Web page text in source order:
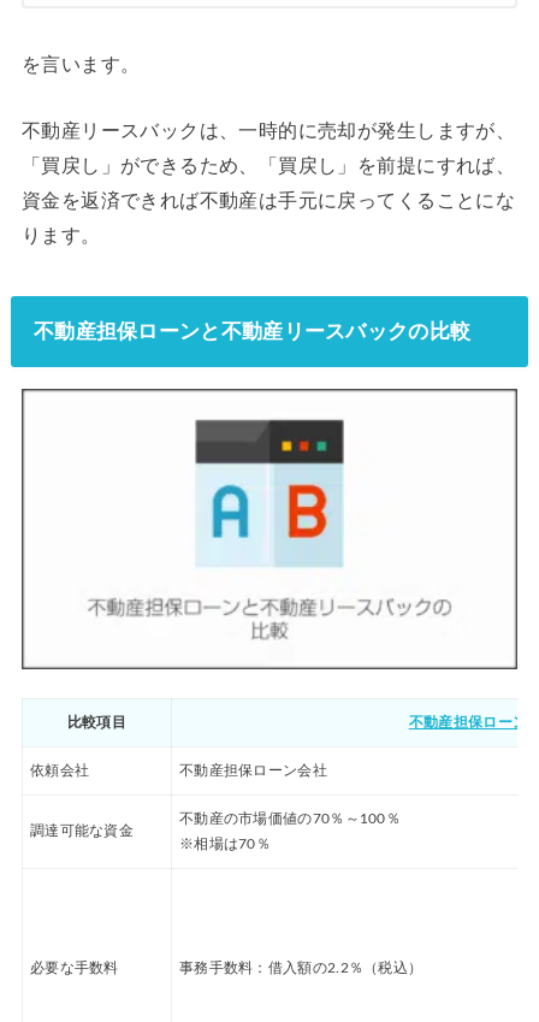
を言います。
不動産リースバックは、一時的に売却が発生しますが、
「買戻し」ができるため、「買戻し」を前提にすれば、
資金を返済できれば不動産は手元に戻ってくることにな
ります。
不動産担保ローンと不動産リースバックの比較
比較項目 不動産担保ローン
依頼会社 不動産担保ローン会社
調達可能な資金
不動産の市場価値の70％～100％
※相場は70％
必要な手数料 事務手数料：借入額の2.2％（税込）